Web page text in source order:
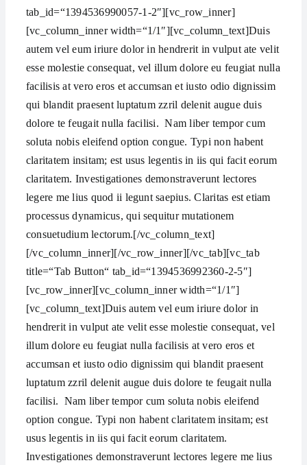
tab_id=“1394536990057-1-2″][vc_row_inner]
[vc_column_inner width=“1/1″][vc_column_text]Duis
autem vel eum iriure dolor in hendrerit in vulput ate velit
esse molestie consequat, vel illum dolore eu feugiat nulla
facilisis at vero eros et accumsan et iusto odio dignissim
qui blandit praesent luptatum zzril delenit augue duis
dolore te feugait nulla facilisi. Nam liber tempor cum
soluta nobis eleifend option congue. Typi non habent
claritatem insitam; est usus legentis in iis qui facit eorum
claritatem. Investigationes demonstraverunt lectores
legere me lius quod ii legunt saepius. Claritas est etiam
processus dynamicus, qui sequitur mutationem
consuetudium lectorum.[/vc_column_text]
[/vc_column_inner][/vc_row_inner][/vc_tab][vc_tab
title=“Tab Button“ tab_id=“1394536992360-2-5″]
[vc_row_inner][vc_column_inner width=“1/1″]
[vc_column_text]Duis autem vel eum iriure dolor in
hendrerit in vulput ate velit esse molestie consequat, vel
illum dolore eu feugiat nulla facilisis at vero eros et
accumsan et iusto odio dignissim qui blandit praesent
luptatum zzril delenit augue duis dolore te feugait nulla
facilisi. Nam liber tempor cum soluta nobis eleifend
option congue. Typi non habent claritatem insitam; est
usus legentis in iis qui facit eorum claritatem.
Investigationes demonstraverunt lectores legere me lius